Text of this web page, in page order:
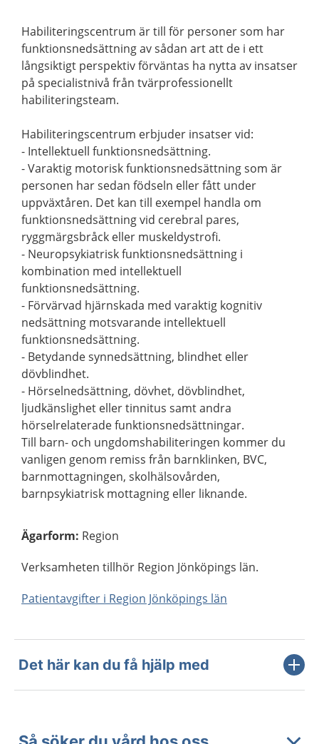
Habiliteringscentrum är till för personer som har
funktionsnedsättning av sådan art att de i ett
långsiktigt perspektiv förväntas ha nytta av insatser
på specialistnivå från tvärprofessionellt
habiliteringsteam.
Habiliteringscentrum erbjuder insatser vid:
- Intellektuell funktionsnedsättning.
- Varaktig motorisk funktionsnedsättning som är
personen har sedan födseln eller fått under
uppväxtåren. Det kan till exempel handla om
funktionsnedsättning vid cerebral pares,
ryggmärgsbråck eller muskeldystrofi.
- Neuropsykiatrisk funktionsnedsättning i
kombination med intellektuell
funktionsnedsättning.
- Förvärvad hjärnskada med varaktig kognitiv
nedsättning motsvarande intellektuell
funktionsnedsättning.
- Betydande synnedsättning, blindhet eller
dövblindhet.
- Hörselnedsättning, dövhet, dövblindhet,
ljudkänslighet eller tinnitus samt andra
hörselrelaterade funktionsnedsättningar.
Till barn- och ungdomshabiliteringen kommer du
vanligen genom remiss från barnklinken, BVC,
barnmottagningen, skolhälsovården,
barnpsykiatrisk mottagning eller liknande.
Ägarform: Region
Verksamheten tillhör Region Jönköpings län.
Patientavgifter i Region Jönköpings län
Det här kan du få hjälp med